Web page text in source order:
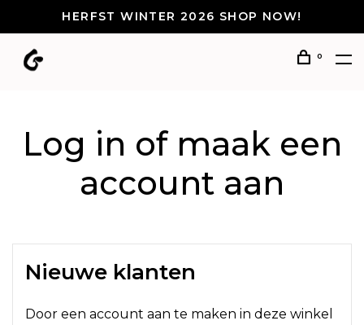
HERFST WINTER 2026 SHOP NOW!
0
Log in of maak een
account aan
Nieuwe klanten
Door een account aan te maken in deze winkel